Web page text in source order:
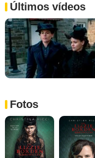
Últimos vídeos
Fotos